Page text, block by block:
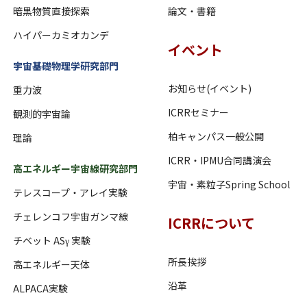
暗黒物質直接探索
ハイパーカミオカンデ
宇宙基礎物理学研究部門
重力波
観測的宇宙論
理論
高エネルギー宇宙線研究部門
テレスコープ・アレイ実験
チェレンコフ宇宙ガンマ線
チベット ASγ 実験
高エネルギー天体
ALPACA実験
論文・書籍
イベント
お知らせ(イベント)
ICRRセミナー
柏キャンパス一般公開
ICRR・IPMU合同講演会
宇宙・素粒子Spring School
ICRRについて
所長挨拶
沿革